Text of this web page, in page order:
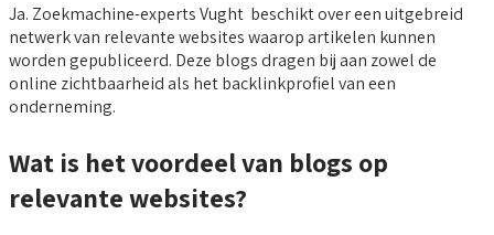
Ja. Zoekmachine-experts Vught beschikt over een uitgebreid
netwerk van relevante websites waarop artikelen kunnen
worden gepubliceerd. Deze blogs dragen bij aan zowel de
online zichtbaarheid als het backlinkprofiel van een
onderneming.
Wat is het voordeel van blogs op
relevante websites?